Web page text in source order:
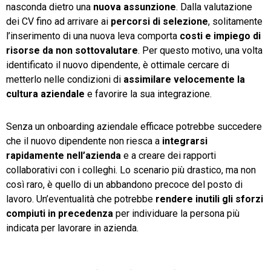
nasconda dietro una nuova assunzione. Dalla valutazione
dei CV fino ad arrivare ai percorsi di selezione, solitamente
l’inserimento di una nuova leva comporta costi e impiego di
risorse da non sottovalutare. Per questo motivo, una volta
identificato il nuovo dipendente, è ottimale cercare di
metterlo nelle condizioni di assimilare velocemente la
cultura aziendale e favorire la sua integrazione.
Senza un onboarding aziendale efficace potrebbe succedere
che il nuovo dipendente non riesca a integrarsi
rapidamente nell’azienda e a creare dei rapporti
collaborativi con i colleghi. Lo scenario più drastico, ma non
così raro, è quello di un abbandono precoce del posto di
lavoro. Un’eventualità che potrebbe rendere inutili gli sforzi
compiuti in precedenza per individuare la persona più
indicata per lavorare in azienda.